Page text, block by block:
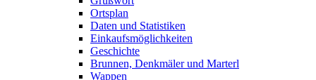
Ortsplan
Daten und Statistiken
Einkaufsmöglichkeiten
Geschichte
Brunnen, Denkmäler und Marterl
Wappen